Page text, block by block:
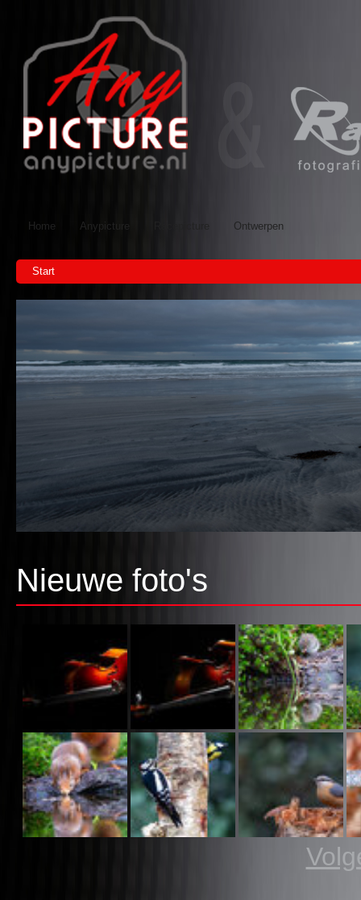
Home Anypicture Ontwerpen
Start
Nieuwe foto's